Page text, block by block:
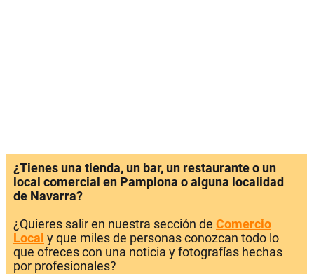
¿Tienes una tienda, un bar, un restaurante o un
local comercial en Pamplona o alguna localidad
de Navarra?
¿Quieres salir en nuestra sección de Comercio
Local y que miles de personas conozcan todo lo
que ofreces con una noticia y fotografías hechas
por profesionales?